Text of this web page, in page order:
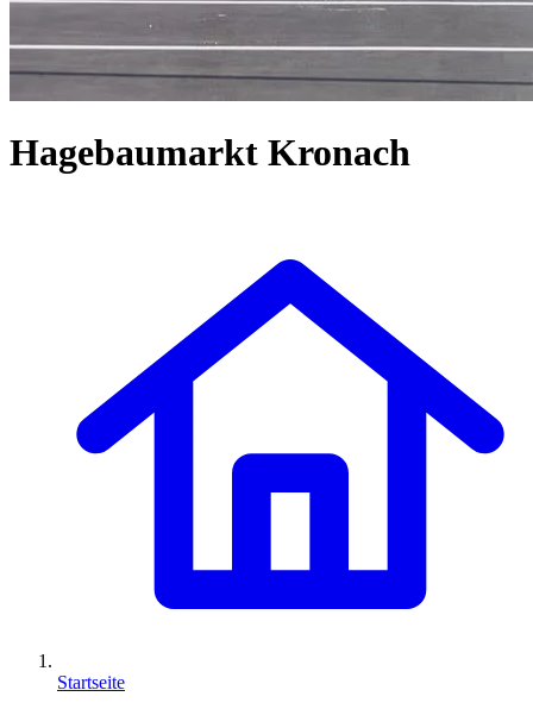
Hagebaumarkt Kronach
Startseite